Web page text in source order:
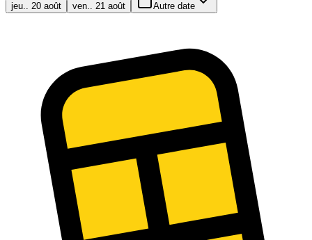
jeu.. 20 août ven.. 21 août Autre date